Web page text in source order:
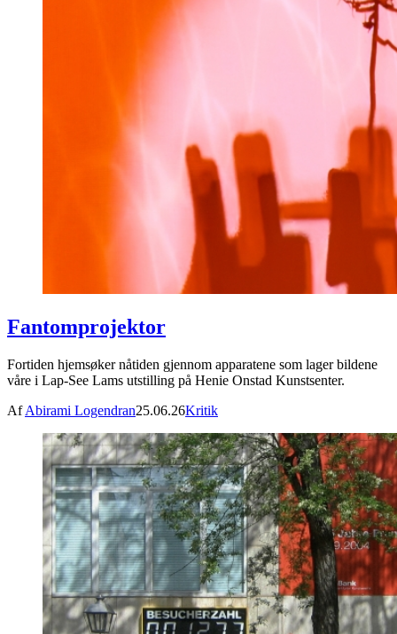
Fantomprojektor
Fortiden hjemsøker nåtiden gjennom apparatene som lager bildene
våre i Lap-See Lams utstilling på Henie Onstad Kunstsenter.
AfAbirami Logendran25.06.26Kritik